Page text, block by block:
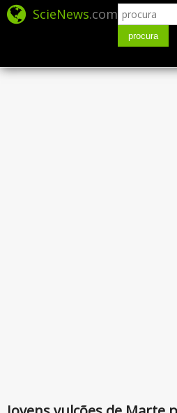
ScieNews.com
procura